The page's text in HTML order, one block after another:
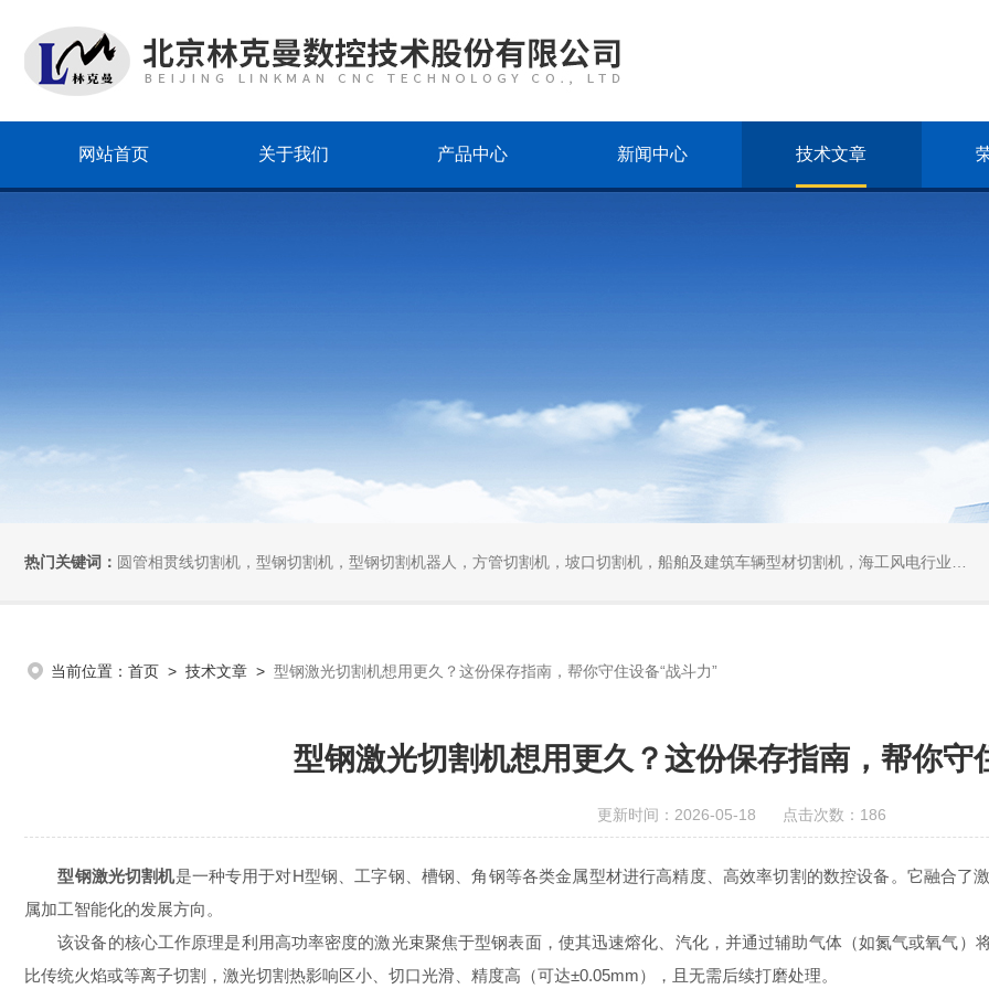
网站首页 关于我们 产品中心 新闻中心 技术文章
热门关键词： 圆管相贯线切割机，型钢切割机，型钢切割机器人，方管切割机，坡口切割机，船舶及建筑车辆型材切割机，海工风电行业相贯线切割机，离线编程软件
当前位置： 首页 > 技术文章 > 型钢激光切割机想用更久？这份保存指南，帮你守住设备“战斗力”
型钢激光切割机想用更久？这份保存指南，帮你守
更新时间：2026-05-18 点击次数：186
型钢激光切割机是一种专用于对H型钢、工字钢、槽钢、角钢等各类金属型材进行高精度、高效率切割的数控设备。它融合了
属加工智能化的发展方向。
该设备的核心工作原理是利用高功率密度的激光束聚焦于型钢表面，使其迅速熔化、汽化，并通过辅助气体（如氮气或氧气）
比传统火焰或等离子切割，激光切割热影响区小、切口光滑、精度高（可达±0.05mm），且无需后续打磨处理。